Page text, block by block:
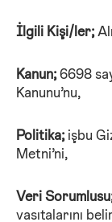
İlgili Kişi/ler;
Kanun;6698
Kanunu’nu,
Politika;işbu
Metni’ni,
Veri
vasıtalarını